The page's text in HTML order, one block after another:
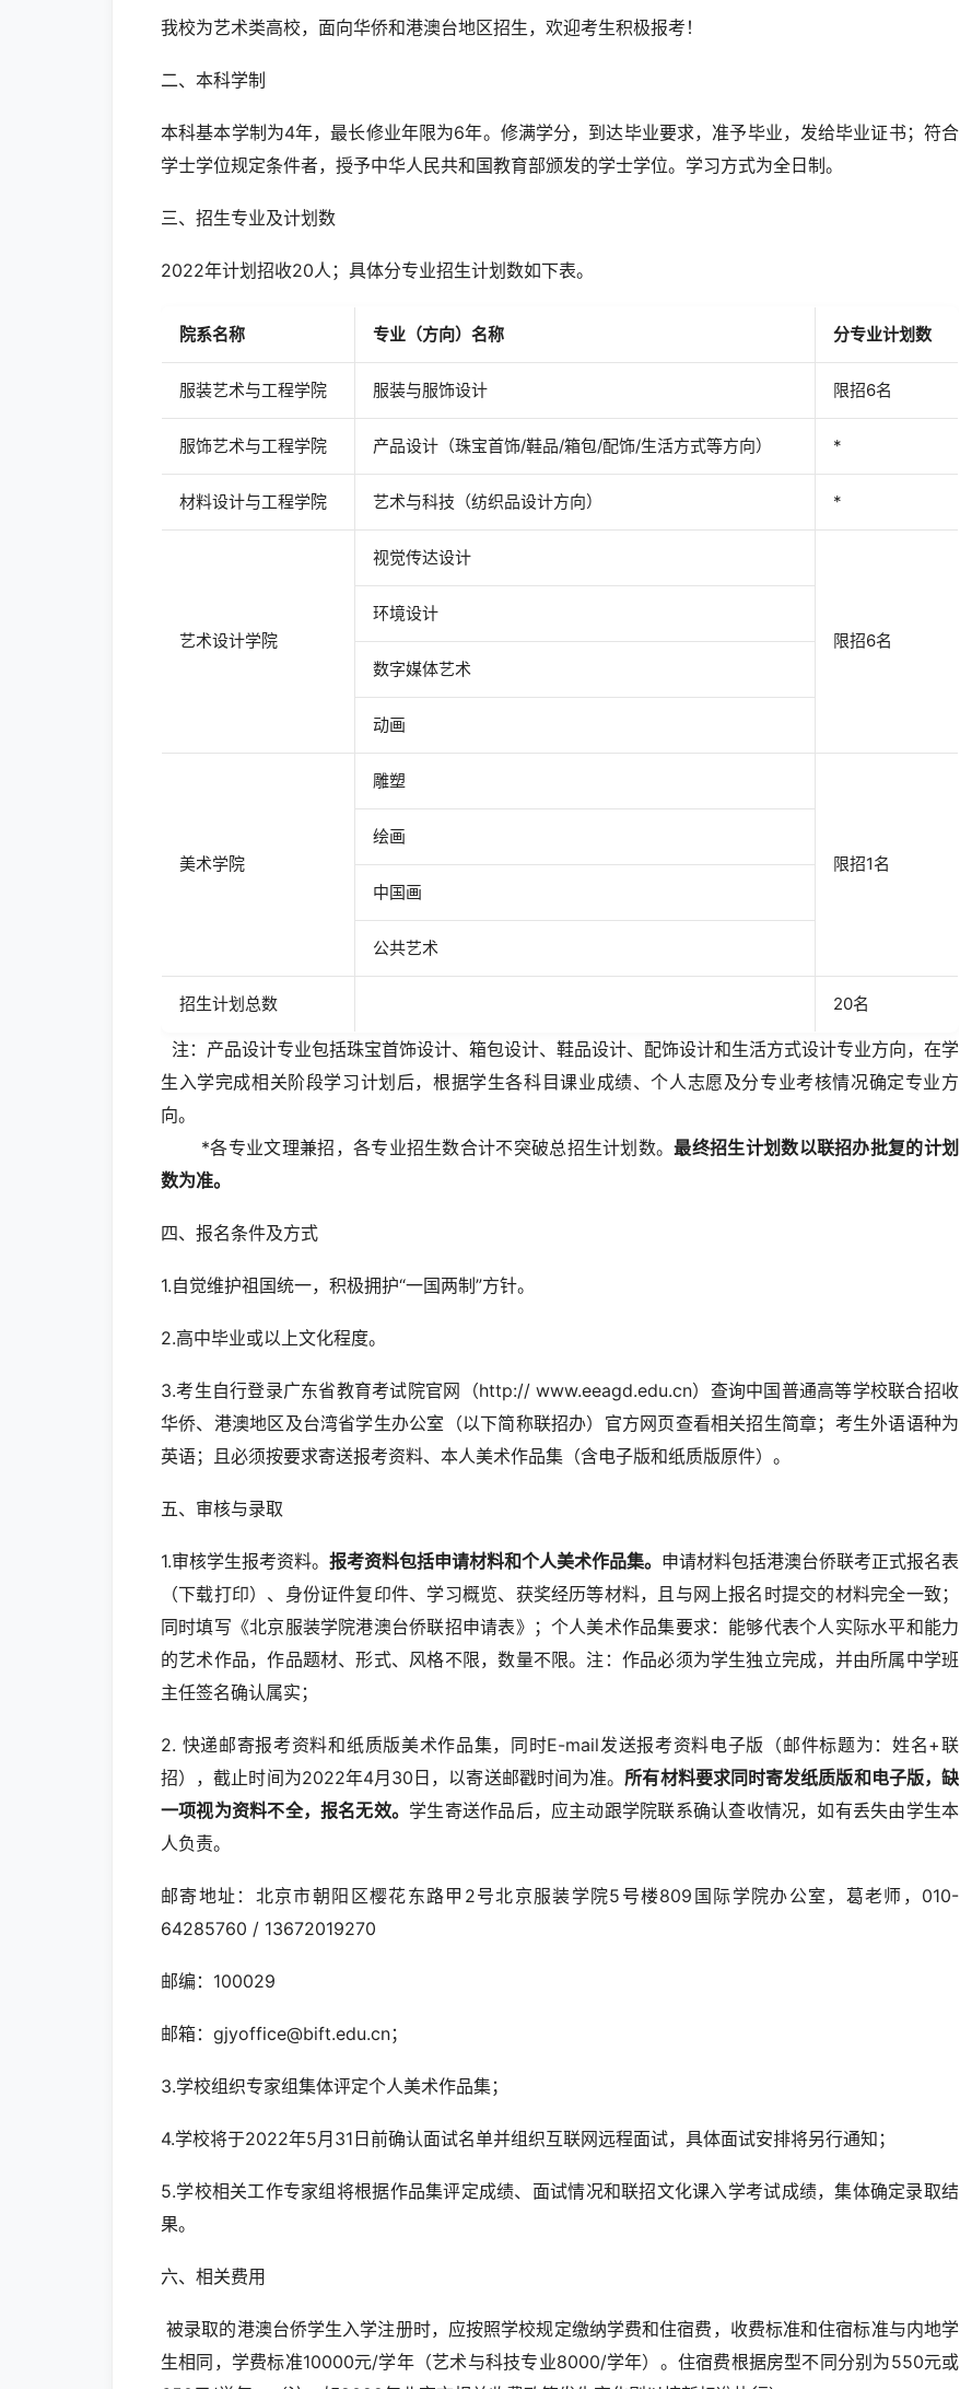
我校为艺术类高校，面向华侨和港澳台地区招生，欢迎考生积极报考！
二、本科学制
本科基本学制为4年，最长修业年限为6年。修满学分，到达毕业要求，准予毕业，发给毕业证书；符合
学士学位规定条件者，授予中华人民共和国教育部颁发的学士学位。学习方式为全日制。
三、招生专业及计划数
2022年计划招收20人；具体分专业招生计划数如下表。
院系名称 专业（方向）名称 分专业计划数
服装艺术与工程学院 服装与服饰设计 限招6名
服饰艺术与工程学院 产品设计（珠宝首饰/鞋品/箱包/配饰/生活方式等方向） *
材料设计与工程学院 艺术与科技（纺织品设计方向） *
艺术设计学院
视觉传达设计
限招6名
环境设计
数字媒体艺术
动画
美术学院
雕塑
限招1名
绘画
中国画
公共艺术
招生计划总数 20名
注：产品设计专业包括珠宝首饰设计、箱包设计、鞋品设计、配饰设计和生活方式设计专业方向，在学
生入学完成相关阶段学习计划后，根据学生各科目课业成绩、个人志愿及分专业考核情况确定专业方
向。
*各专业文理兼招，各专业招生数合计不突破总招生计划数。最终招生计划数以联招办批复的计划
数为准。
四、报名条件及方式
1.自觉维护祖国统一，积极拥护“一国两制”方针。
2.高中毕业或以上文化程度。
3.考生自行登录广东省教育考试院官网（http://www.eeagd.edu.cn）查询中国普通高等学校联合招收
华侨、港澳地区及台湾省学生办公室（以下简称联招办）官方网页查看相关招生简章；考生外语语种为
英语；且必须按要求寄送报考资料、本人美术作品集（含电子版和纸质版原件）。
五、审核与录取
1.审核学生报考资料。 报考资料包括申请材料和个人美术作品集。 申请材料包括港澳台侨联考正式报名表
（下载打印）、身份证件复印件、学习概览、获奖经历等材料，且与网上报名时提交的材料完全一致；
同时填写《北京服装学院港澳台侨联招申请表》；个人美术作品集要求：能够代表个人实际水平和能力
的艺术作品，作品题材、形式、风格不限，数量不限。注：作品必须为学生独立完成，并由所属中学班
主任签名确认属实；
2. 快递邮寄报考资料和纸质版美术作品集，同时E-mail发送报考资料电子版（邮件标题为：姓名+联
招），截止时间为2022年4月30日，以寄送邮戳时间为准。所有材料要求同时寄发纸质版和电子版，缺
一项视为资料不全，报名无效。 学生寄送作品后，应主动跟学院联系确认查收情况，如有丢失由学生本
人负责。
邮寄地址：北京市朝阳区樱花东路甲2号北京服装学院5号楼809国际学院办公室，葛老师，010-
64285760 / 13672019270
邮编：100029
邮箱： gjyoffice@bift.edu.cn；
3.学校组织专家组集体评定个人美术作品集；
4.学校将于2022年5月31日前确认面试名单并组织互联网远程面试，具体面试安排将另行通知；
5.学校相关工作专家组将根据作品集评定成绩、面试情况和联招文化课入学考试成绩，集体确定录取结
果。
六、相关费用
被录取的港澳台侨学生入学注册时，应按照学校规定缴纳学费和住宿费，收费标准和住宿标准与内地学
生相同，学费标准10000元/学年（艺术与科技专业8000/学年）。住宿费根据房型不同分别为550元或